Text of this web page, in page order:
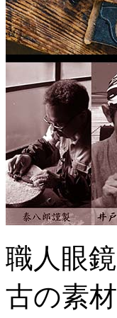
職人眼
古の素